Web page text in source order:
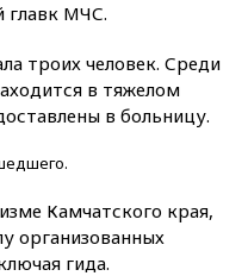
главк МЧС.
троих человек. Среди
в тяжелом
в больницу.
Камчатского края,
организованных
гида.